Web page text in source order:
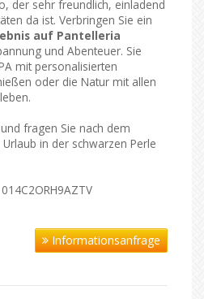
der sehr freundlich, einladend
da ist. Verbringen Sie ein
auf Pantelleria
und Abenteuer. Sie
mit personalisierten
oder die Natur mit allen
fragen Sie nach dem
in der schwarzen Perle
Informationsanfrage